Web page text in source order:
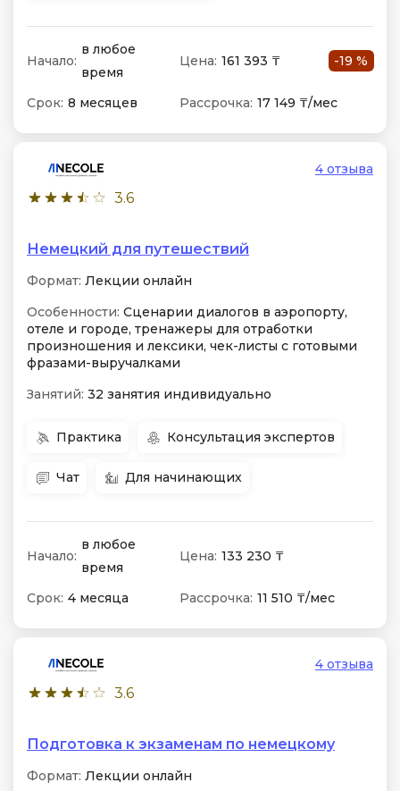
Начало:
в любое
время
Цена: 161 393 ₸ -19 %
Срок: 8 месяцев Рассрочка: 17 149 ₸/мес
3.6
4 отзыва
Немецкий для путешествий
Формат: Лекции онлайн
Особенности: Сценарии диалогов в аэропорту,
отеле и городе, тренажеры для отработки
произношения и лексики, чек-листы с готовыми
фразами-выручалками
Занятий: 32 занятия индивидуально
Практика Консультация экспертов
Чат Для начинающих
Начало:
в любое
время
Цена: 133 230 ₸
Срок: 4 месяца Рассрочка: 11 510 ₸/мес
3.6
4 отзыва
Подготовка к экзаменам по немецкому
Формат: Лекции онлайн